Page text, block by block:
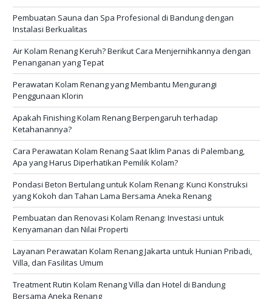
Pembuatan Sauna dan Spa Profesional di Bandung dengan
Instalasi Berkualitas
Air Kolam Renang Keruh? Berikut Cara Menjernihkannya dengan
Penanganan yang Tepat
Perawatan Kolam Renang yang Membantu Mengurangi
Penggunaan Klorin
Apakah Finishing Kolam Renang Berpengaruh terhadap
Ketahanannya?
Cara Perawatan Kolam Renang Saat Iklim Panas di Palembang,
Apa yang Harus Diperhatikan Pemilik Kolam?
Pondasi Beton Bertulang untuk Kolam Renang: Kunci Konstruksi
yang Kokoh dan Tahan Lama Bersama Aneka Renang
Pembuatan dan Renovasi Kolam Renang: Investasi untuk
Kenyamanan dan Nilai Properti
Layanan Perawatan Kolam Renang Jakarta untuk Hunian Pribadi,
Villa, dan Fasilitas Umum
Treatment Rutin Kolam Renang Villa dan Hotel di Bandung
Bersama Aneka Renang